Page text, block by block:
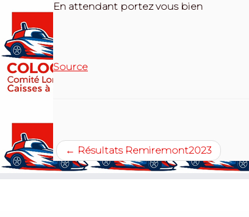
En attendant portez vous bien
Source
← Résultats Remiremont2023